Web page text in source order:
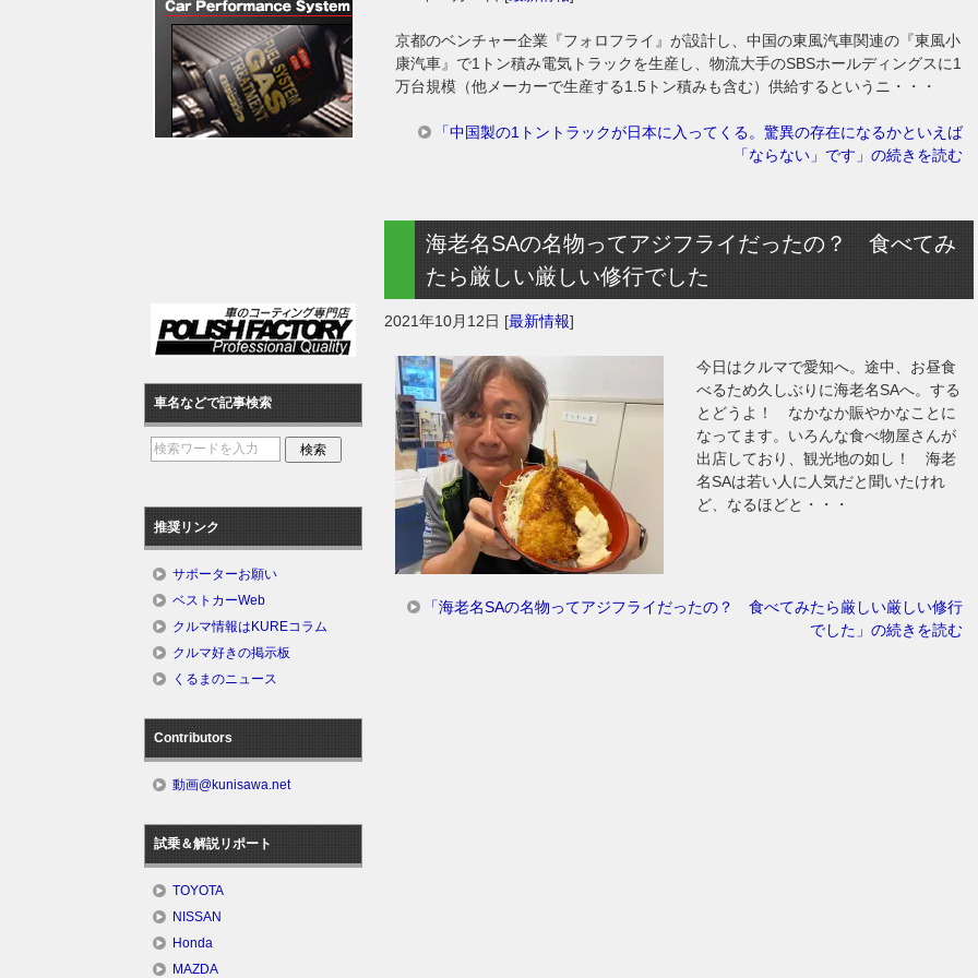
京都のベンチャー企業『フォロフライ』が設計し、中国の東風汽車関連の『東風小
康汽車』で1トン積み電気トラックを生産し、物流大手のSBSホールディングスに1
万台規模（他メーカーで生産する1.5トン積みも含む）供給するというニ・・・
「中国製の1トントラックが日本に入ってくる。驚異の存在になるかといえば
「ならない」です」の続きを読む
海老名SAの名物ってアジフライだったの？ 食べてみ
たら厳しい厳しい修行でした
2021年10月12日 [最新情報]
今日はクルマで愛知へ。途中、お昼食
べるため久しぶりに海老名SAへ。する
とどうよ！ なかなか賑やかなことに
なってます。いろんな食べ物屋さんが
出店しており、観光地の如し！ 海老
名SAは若い人に人気だと聞いたけれ
ど、なるほどと・・・
「海老名SAの名物ってアジフライだったの？ 食べてみたら厳しい厳しい修行
でした」の続きを読む
車名などで記事検索
推奨リンク
サポーターお願い
ベストカーWeb
クルマ情報はKUREコラム
クルマ好きの掲示板
くるまのニュース
Contributors
動画@kunisawa.net
試乗＆解説リポート
TOYOTA
NISSAN
Honda
MAZDA